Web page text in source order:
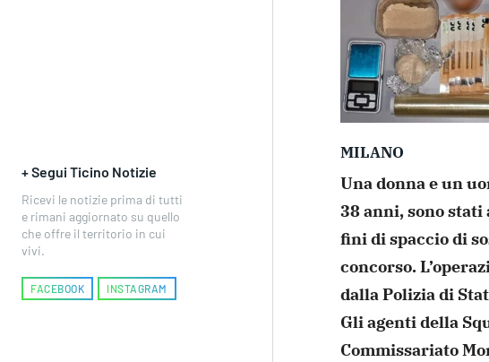
+ Segui Ticino Notizie
Ricevi le notizie prima di tutti
e rimani aggiornato su quello
che offre il territorio in cui
vivi.
FACEBOOK INSTAGRAM
MILANO
Una donna e un
38 anni, sono
fini dispaccio di
concorso.
dalla Polizia di
Gli agenti della
Commissariato